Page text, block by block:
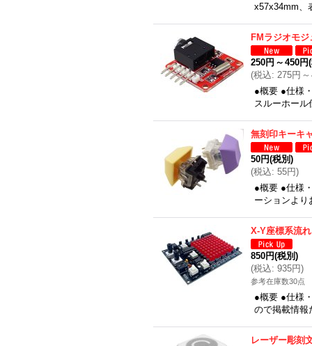
x57x34mm、
FMラジオモジ
250円 ～ 450円
(税込: 275円 ～
●概要 ●仕様
スルーホー
無刻印キーキ
50円(税別)
(税込: 55円)
●概要 ●仕様
ーションよ
X-Y座標系流
850円(税別)
(税込: 935円)
参考在庫数30点
●概要 ●仕様
ので掲載情報
レーザー彫刻